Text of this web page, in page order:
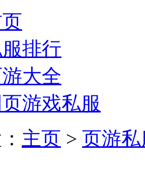
排行
大全
游戏私服
主页 > 页游